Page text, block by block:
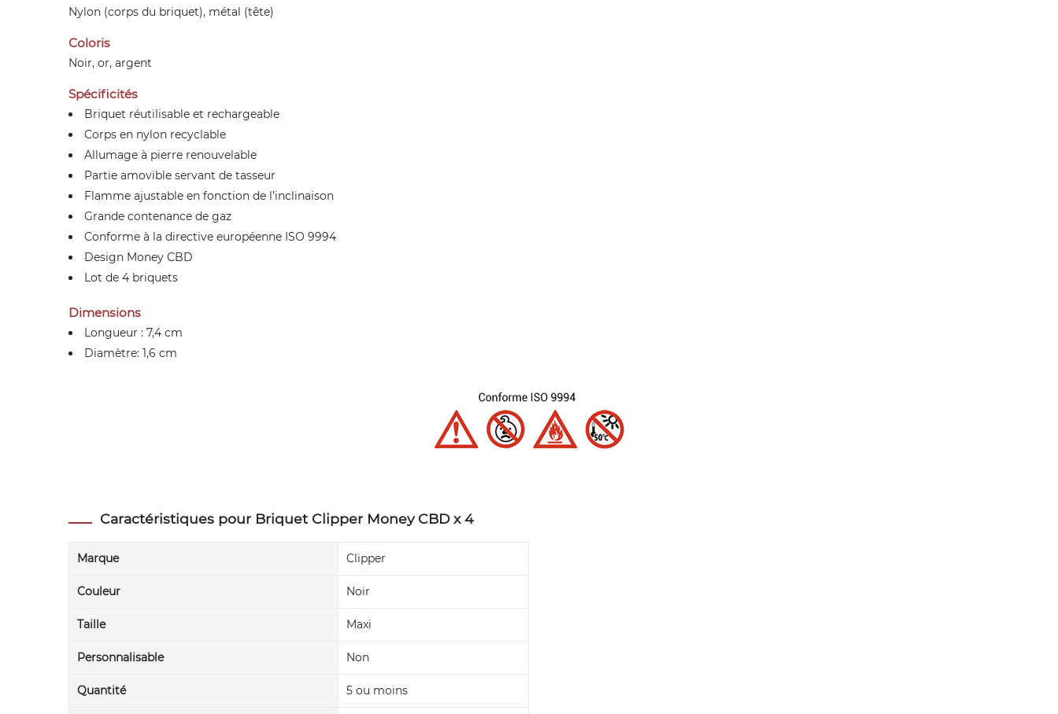
Nylon (corps du briquet), métal (tête)
Coloris
Noir, or, argent
Spécificités
Briquet réutilisable et rechargeable
Corps en nylon recyclable
Allumage à pierre renouvelable
Partie amovible servant de tasseur
Flamme ajustable en fonction de l’inclinaison
Grande contenance de gaz
Conforme à la directive européenne ISO 9994
Design Money CBD
Lot de 4 briquets
Dimensions
Longueur : 7,4 cm
Diamètre: 1,6 cm
Caractéristiques pour Briquet Clipper Money CBD x 4
Marque Clipper
Couleur Noir
Taille Maxi
Personnalisable Non
Quantité 5 ou moins